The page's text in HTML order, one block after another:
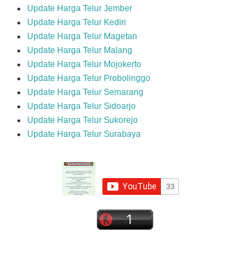
Update Harga Telur Jember
Update Harga Telur Kediri
Update Harga Telur Magetan
Update Harga Telur Malang
Update Harga Telur Mojokerto
Update Harga Telur Probolinggo
Update Harga Telur Semarang
Update Harga Telur Sidoarjo
Update Harga Telur Sukorejo
Update Harga Telur Surabaya